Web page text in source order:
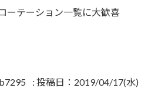
ーテーション一覧に大歓喜
: 投稿日：2019/04/17(水)